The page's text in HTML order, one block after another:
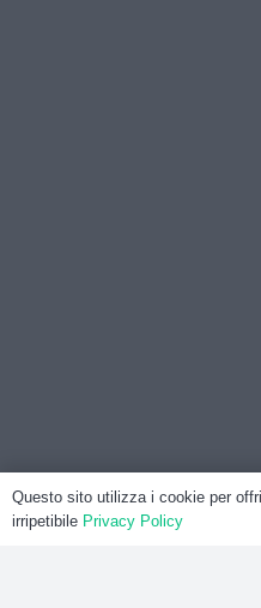
Questo sito utilizza i cookie per
irripetibile Privacy Policy